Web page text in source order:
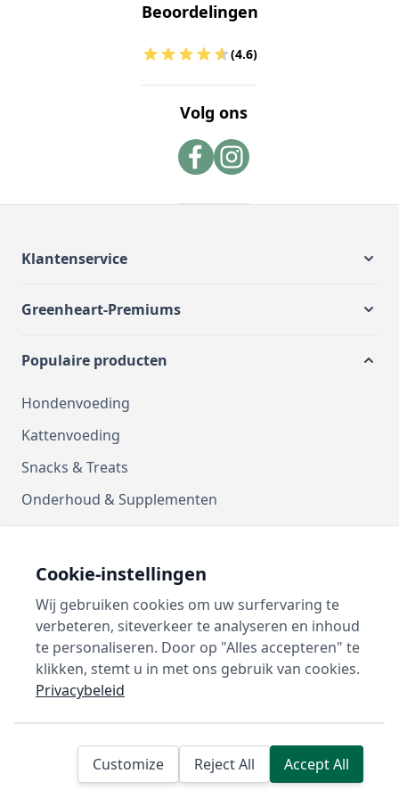
Beoordelingen
(4.6)
Volg ons
Klantenservice
Greenheart-Premiums
Populaire producten
Hondenvoeding
Kattenvoeding
Snacks & Treats
Onderhoud & Supplementen
Kussens
Manden
Vetbedden
Contact
Cookie-instellingen
Wij gebruiken cookies om uw surfervaring te
verbeteren, siteverkeer te analyseren en inhoud
te personaliseren. Door op "Alles accepteren" te
klikken, stemt u in met ons gebruik van cookies.
Privacybeleid
Customize Reject All Accept All